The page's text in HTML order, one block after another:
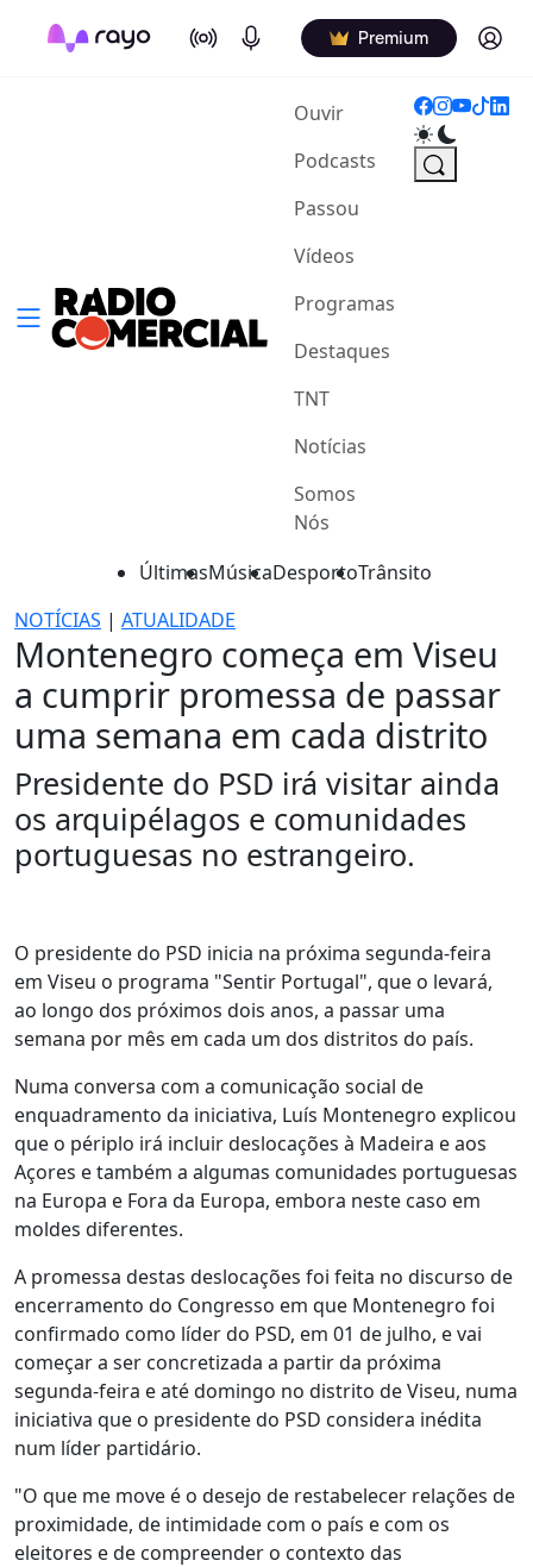
On Air Podcasts Premium Log in
Ouvir(current)
Podcasts
Passou
Vídeos
Programas
Destaques
TNT
Notícias
Somos
Nós
ÚltimasMúsicaDesportoTrânsito
NOTÍCIAS | ATUALIDADE
Montenegro começa em Viseu
a cumprir promessa de passar
uma semana em cada distrito
Presidente do PSD irá visitar ainda
os arquipélagos e comunidades
portuguesas no estrangeiro.
O presidente do PSD inicia na próxima segunda-feira
em Viseu o programa "Sentir Portugal", que o levará,
ao longo dos próximos dois anos, a passar uma
semana por mês em cada um dos distritos do país.
Numa conversa com a comunicação social de
enquadramento da iniciativa, Luís Montenegro explicou
que o périplo irá incluir deslocações à Madeira e aos
Açores e também a algumas comunidades portuguesas
na Europa e Fora da Europa, embora neste caso em
moldes diferentes.
A promessa destas deslocações foi feita no discurso de
encerramento do Congresso em que Montenegro foi
confirmado como líder do PSD, em 01 de julho, e vai
começar a ser concretizada a partir da próxima
segunda-feira e até domingo no distrito de Viseu, numa
iniciativa que o presidente do PSD considera inédita
num líder partidário.
"O que me move é o desejo de restabelecer relações de
proximidade, de intimidade com o país e com os
eleitores e de compreender o contexto das